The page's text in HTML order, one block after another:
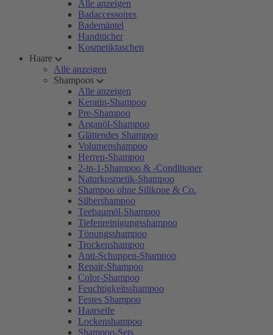
Alle anzeigen
Badaccessoires
Bademäntel
Handtücher
Kosmetiktaschen
Haare
Alle anzeigen
Shampoos
Alle anzeigen
Keratin-Shampoo
Pre-Shampoo
Arganöl-Shampoo
Glättendes Shampoo
Volumenshampoo
Herren-Shampoo
2-in-1-Shampoo & -Conditioner
Naturkosmetik-Shampoo
Shampoo ohne Silikone & Co.
Silbershampoo
Teebaumöl-Shampoo
Tiefenreinigungsshampoo
Tönungsshampoo
Trockenshampoo
Anti-Schuppen-Shampoo
Repair-Shampoo
Color-Shampoo
Feuchtigkeitsshampoo
Festes Shampoo
Haarseife
Lockenshampoo
Shampoo-Sets